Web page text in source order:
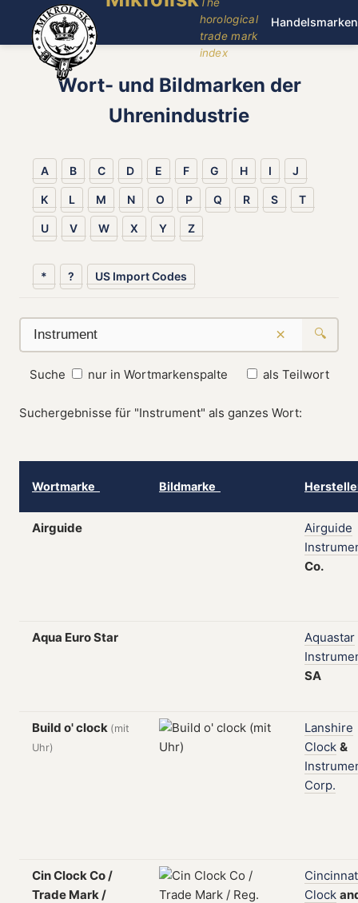
horological
trade mark
index
Handelsmarken
Wort- und Bildmarken der
Uhrenindustrie
A B C D E F G H I J
K L M N O P Q R S T
U V W X Y Z
* ? US Import Codes
× 🔍
Suche nur in Wortmarkenspalte als Teilwort
Suchergebnisse für "Instrument" als ganzes Wort:
Wortmarke Bildmarke
Airguide
Airguide
Co.
Aqua Euro Star
Aquastar
SA
Build o' clock (mit
Uhr)
Lanshire
Clock &
Corp.
Cin Clock Co /
Trade Mark /
Clock